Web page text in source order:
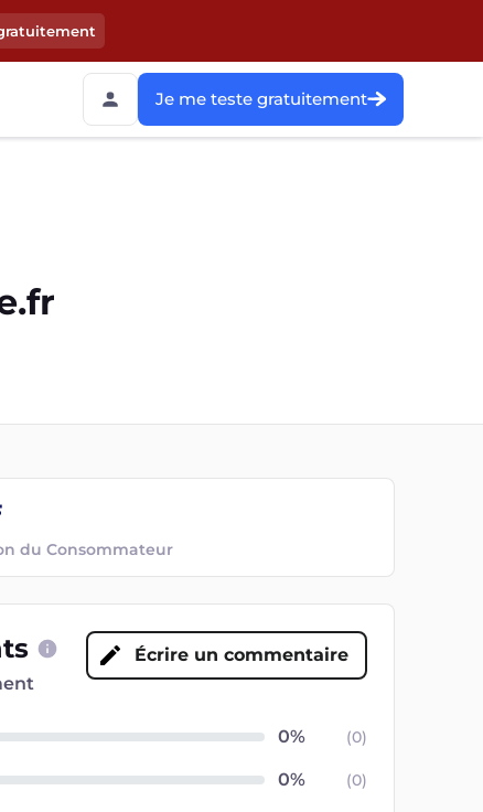
Je me teste gratuitement
du Consommateur
Écrire un commentaire
(0)
(0)